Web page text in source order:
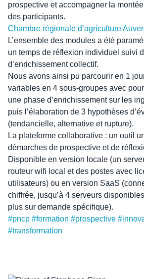
prospective et accompagner la
des participants.
Chambre régionale d’agriculture
L’ensemble des modules a été
un temps de réflexion individuel suivi
d’enrichissement collectif.
Nous avons ainsi pu parcourir en 1
variables en 4 sous-groupes avec
une phase d’enrichissement sur les
puis l’élaboration de 3 hypothèses
(tendancielle, alternative et rupture).
La plateforme collaborative : un outil
démarches de prospective et de
Disponible en version locale (un
routeur wifi local et des postes avec
utilisateurs) ou en version SaaS
chiffrée, jusqu’à 4 serveurs
plus sur demande spécifique).
#pncp #formation #prospective #
#transformation